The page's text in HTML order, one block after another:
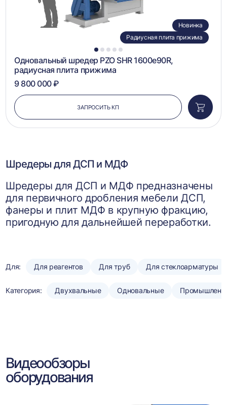
1 2 3 4 5
Новинка
Радиусная плита прижима
Одновальный шредер PZO SHR 1600e90R,
радиусная плита прижима
9 800 000 ₽
ЗАПРОСИТЬ КП
в
Шредеры для ДСП и МДФ
Шредеры для ДСП и МДФ предназначены
для первичного дробления мебели ДСП,
фанеры и плит МДФ в крупную фракцию,
пригодную для дальнейшей переработки.
Для: Для реагентов Для труб Для стеклоарматуры
Категория: Двухвальные Одновальные
Видеообзоры
оборудования